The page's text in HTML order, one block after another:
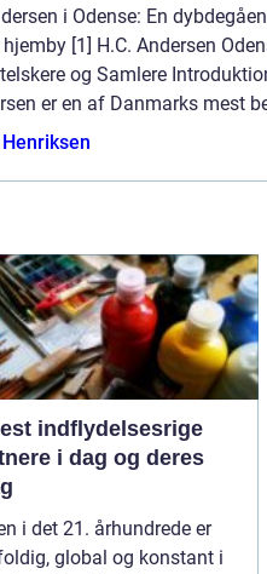
i Odense: En
[1] H.C. Andersen
og Samlere
er en af Danmarks mest
indflydelsesrige
i dag og deres
i det 21. århundrede er
global og konstant i